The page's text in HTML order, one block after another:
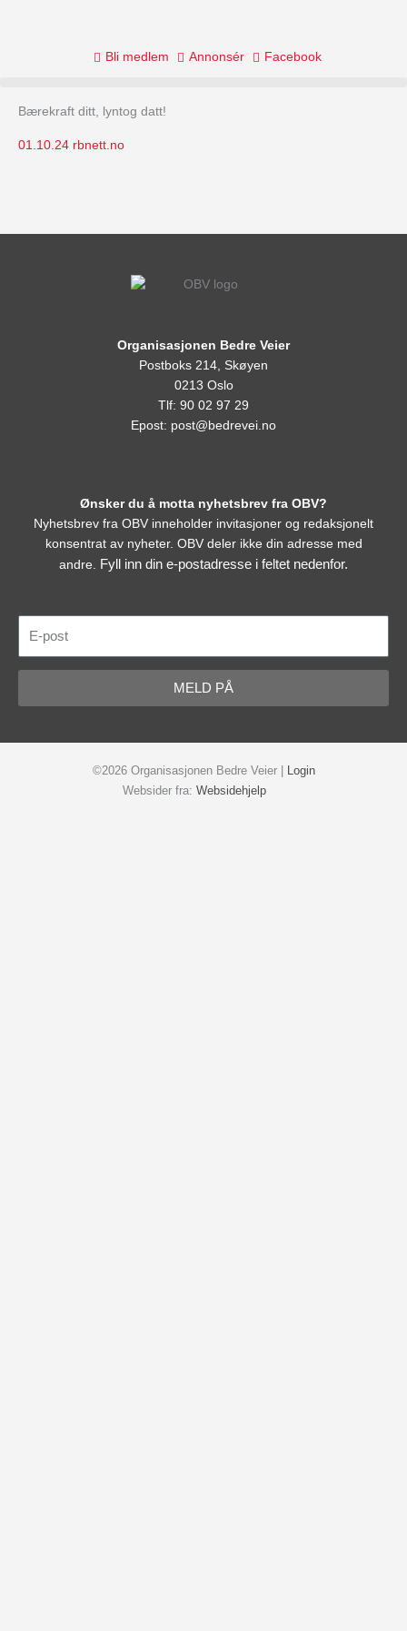
Bli medlem Annonsér Facebook
Bærekraft ditt, lyntog datt!
01.10.24 rbnett.no
Organisasjonen Bedre Veier
Postboks 214, Skøyen
0213 Oslo
Tlf: 90 02 97 29
Epost: post@bedrevei.no
Ønsker du å motta nyhetsbrev fra OBV?
Nyhetsbrev fra OBV inneholder invitasjoner og redaksjonelt
konsentrat av nyheter. OBV deler ikke din adresse med
andre. Fyll inn din e-postadresse i feltet nedenfor.
post
MELD PÅ
©2026 Organisasjonen Bedre Veier | Login
Websider fra: Websidehjelp